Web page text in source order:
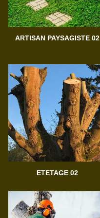
ARTISAN PAYSAGISTE 02
ETETAGE 02